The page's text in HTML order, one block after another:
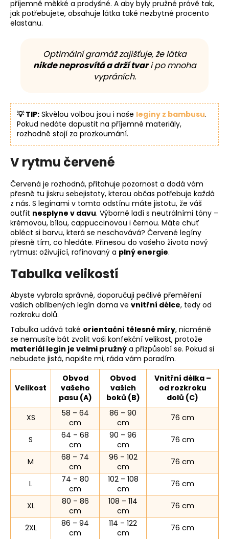
příjemně měkké a prodyšné. A aby byly pružné právě tak,
jak potřebujete, obsahuje látka také nezbytné procento
elastanu.
Optimální gramáž zajišťuje, že látka
nikde neprosvítá a drží tvari po mnoha
vypráních.
💡 TIP: Skvělou volbou jsou i naše legíny z bambusu.
Pokud nedáte dopustit na příjemné materiály,
rozhodně stojí za prozkoumání.
V rytmu červené
Červená je rozhodná, přitahuje pozornost a dodá vám
přesně tu jiskru sebejistoty, kterou občas potřebuje každá
z nás. S legínami v tomto odstínu máte jistotu, že váš
outfit nesplyne v davu. Výborně ladí s neutrálními tóny –
krémovou, bílou, cappuccinovou i černou. Máte chuť
obléct si barvu, která se neschovává? Červené legíny
přesně tím, co hledáte. Přinesou do vašeho života nový
rytmus: oživující, rafinovaný a plný energie.
Tabulka velikostí
Abyste vybrala správně, doporučuji pečlivé přeměření
vašich oblíbených legín doma ve vnitřní délce, tedy od
rozkroku dolů.
Tabulka udává také orientační tělesné míry, nicméně
se nemusíte bát zvolit vaši konfekční velikost, protože
materiál legín je velmi pružný a přizpůsobí se. Pokud si
nebudete jistá, napište mi, ráda vám poradím.
Velikost
Obvod
vašeho
pasu (A)
Obvod
vašich
boků (B)
Vnitřní délka –
od rozkroku
dolů (C)
XS
58 – 64
cm
86 – 90
cm
76 cm
S
64 – 68
cm
90 – 96
cm
76 cm
M
68 – 74
cm
96 – 102
cm
76 cm
L
74 – 80
cm
102 – 108
cm
76 cm
XL
80 – 86
cm
108 – 114
cm
76 cm
2XL
86 – 94
cm
114 – 122
cm
76 cm